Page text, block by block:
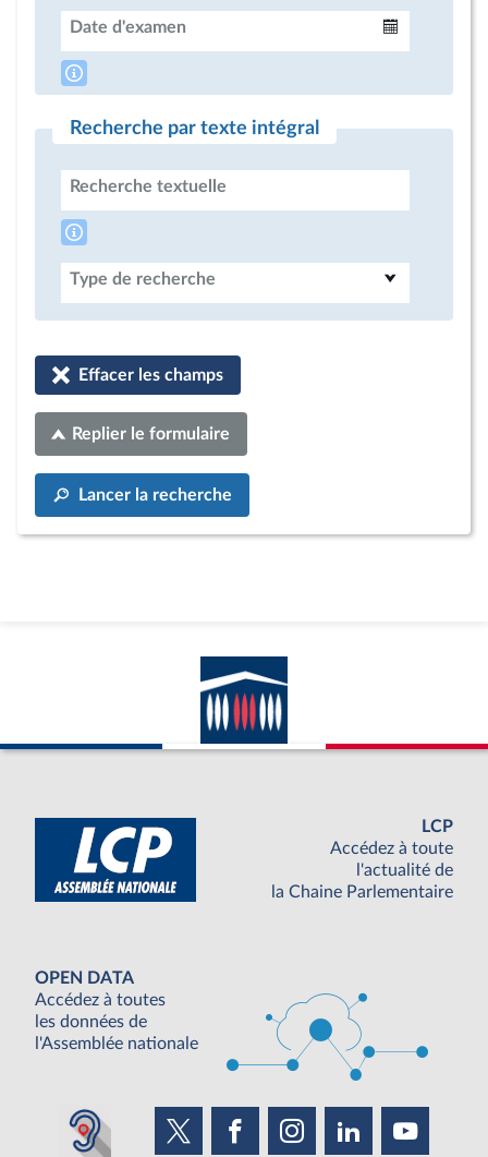
Date d'examen
Recherche par texte intégral
Recherche textuelle
Type de recherche
Effacer les champs
Replier le formulaire
Lancer la recherche
LCP
Accédez à toute
l'actualité de
la Chaine Parlementaire
OPEN DATA
Accédez à toutes
les données de
l'Assemblée nationale